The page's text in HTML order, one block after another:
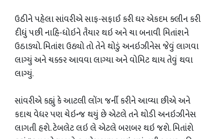
ઉઠીને પહેલા સાંવરીએ સાફ-સફાઈ કરી ઘર એકદમ ક્લીન કરી
દીધું પછી નાહિ-ધોઇને તૈયાર થઇ અને ચા બનાવી મિતાંશને
ઉઠાડ્યો. મિતાંશ ઉઠ્યો તો તેને થોડું અનઇઝીનેસ જેવું લાગવા
લાગ્યું અને ચક્કર આવવા લાગ્યા અને વોમિટ થાય તેવું થવા
લાગ્યું.
સાંવરીએ કહ્યું કે આટલી લોંગ જર્ની કરીને આવ્યા છીએ અને
કદાચ વેધર પણ ચેઇન્જ થયું છે એટલે તને થોડી અનઇઝીનેસ
લાગતી હશે. ટેબલેટ લઇ લે એટલે બરાબર થઇ જશે. મિતાંશે